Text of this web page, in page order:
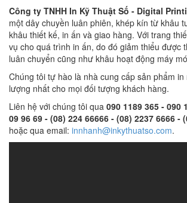
Công ty TNHH In Kỹ Thuật Số - Digital
một dây chuyền luân phiên, khép kín từ khâu
khâu thiết kế, in ấn và giao hàng. Với trang
vụ cho quá trình in ấn, do đó giảm thiểu được
luân chuyển cũng như khâu hoạt động máy
Chúng tôi tự hào là nhà cung cấp sản phẩm
lượng nhất cho mọi đối tượng khách hàng.
Liên hệ với chúng tôi qua 090 1189 365 - 090
09 96 69 - (08) 224 66666 - (08) 2237 6666 -
hoặc qua email: innhanh@inkythuatso.com.